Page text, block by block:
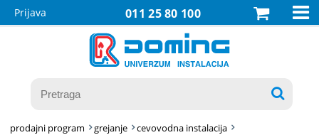
011 25 80 100
Prijava 

prodajni program grejanje
cevovodna instalacija